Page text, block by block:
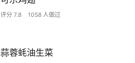
评分 7.8 1058 人做过
蒜蓉蚝油生菜